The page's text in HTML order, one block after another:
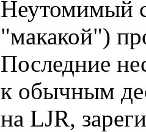
Неутомимый
"макакой")
Последние
к обычным
на LJR,